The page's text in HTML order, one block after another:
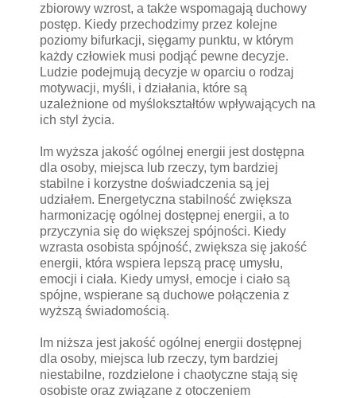
zbiorowy wzrost, a także wspomagają duchowy
postęp. Kiedy przechodzimy przez kolejne
poziomy bifurkacji, sięgamy punktu, w którym
każdy człowiek musi podjąć pewne decyzje.
Ludzie podejmują decyzje w oparciu o rodzaj
motywacji, myśli, i działania, które są
uzależnione od myślokształtów wpływających na
ich styl życia.
Im wyższa jakość ogólnej energii jest dostępna
dla osoby, miejsca lub rzeczy, tym bardziej
stabilne i korzystne doświadczenia są jej
udziałem. Energetyczna stabilność zwiększa
harmonizację ogólnej dostępnej energii, a to
przyczynia się do większej spójności. Kiedy
wzrasta osobista spójność, zwiększa się jakość
energii, która wspiera lepszą pracę umysłu,
emocji i ciała. Kiedy umysł, emocje i ciało są
spójne, wspierane są duchowe połączenia z
wyższą świadomością.
Im niższa jest jakość ogólnej energii dostępnej
dla osoby, miejsca lub rzeczy, tym bardziej
niestabilne, rozdzielone i chaotyczne stają się
osobiste oraz związane z otoczeniem